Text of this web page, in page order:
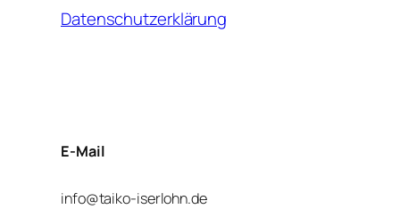
Datenschutzerklärung
E-Mail
info@taiko-iserlohn.de